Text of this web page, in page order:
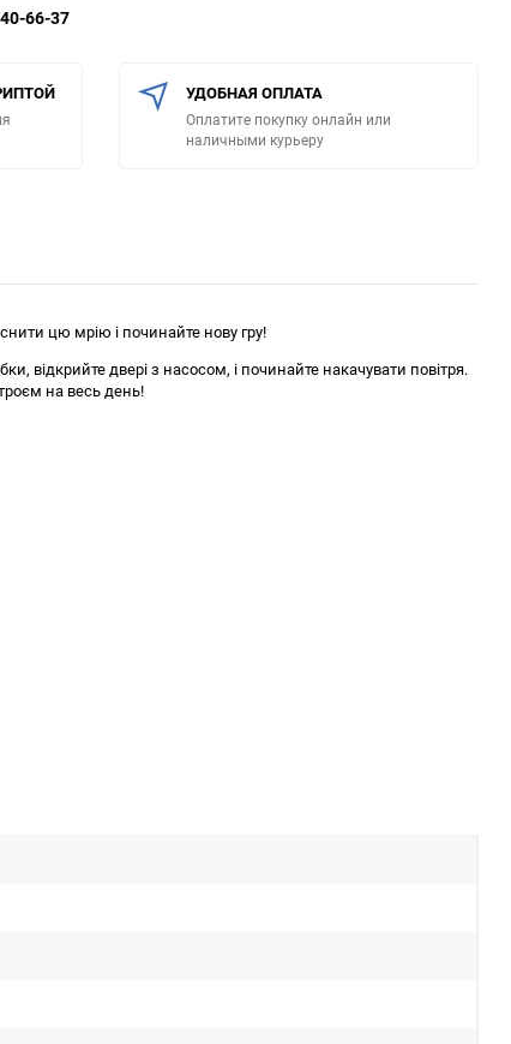
66-37
УДОБНАЯ ОПЛАТА
Оплатите покупку онлайн или
наличными курьеру
цю мрію і починайте нову гру!
відкрийте двері з насосом, і починайте накачувати повітря.
на весь день!